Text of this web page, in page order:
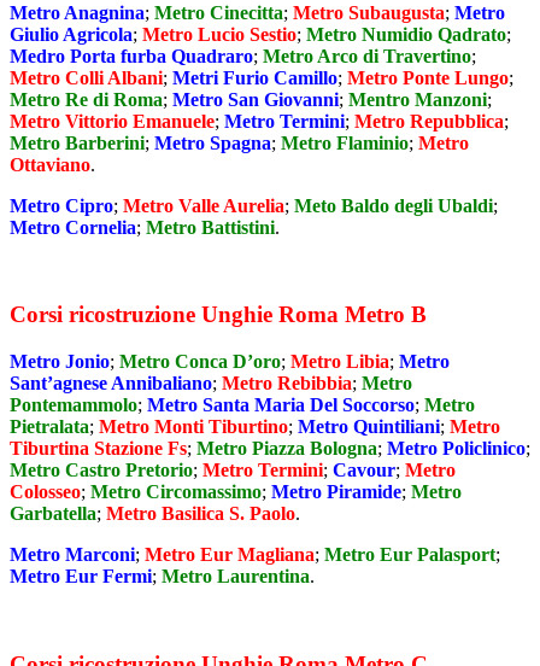
Metro Anagnina; Metro Cinecitta; Metro Subaugusta; Metro
Giulio Agricola; Metro Lucio Sestio; Metro Numidio Qadrato;
Medro Porta furba Quadraro; Metro Arco di Travertino;
Metro Colli Albani; Metri Furio Camillo; Metro Ponte Lungo;
Metro Re di Roma; Metro San Giovanni; Mentro Manzoni;
Metro Vittorio Emanuele; Metro Termini; Metro Repubblica;
Metro Barberini; Metro Spagna; Metro Flaminio; Metro
Ottaviano.
Metro Cipro; Metro Valle Aurelia; Meto Baldo degli Ubaldi;
Metro Cornelia; Metro Battistini.
Corsi ricostruzione Unghie Roma Metro B
Metro Jonio; Metro Conca D’oro; Metro Libia; Metro
Sant’agnese Annibaliano; Metro Rebibbia; Metro
Pontemammolo; Metro Santa Maria Del Soccorso; Metro
Pietralata; Metro Monti Tiburtino; Metro Quintiliani; Metro
Tiburtina Stazione Fs; Metro Piazza Bologna; Metro Policlinico;
Metro Castro Pretorio; Metro Termini; Cavour; Metro
Colosseo; Metro Circomassimo; Metro Piramide; Metro
Garbatella; Metro Basilica S. Paolo.
Metro Marconi; Metro Eur Magliana; Metro Eur Palasport;
Metro Eur Fermi; Metro Laurentina.